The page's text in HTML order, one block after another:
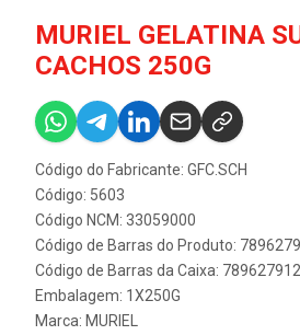
MURIEL GELATINA
CACHOS 250G
Código do Fabricante: GFC.SCH
Código: 5603
Código NCM: 33059000
Código de Barras do Produto:
Código de Barras da Caixa:
Embalagem: 1X250G
Marca: MURIEL